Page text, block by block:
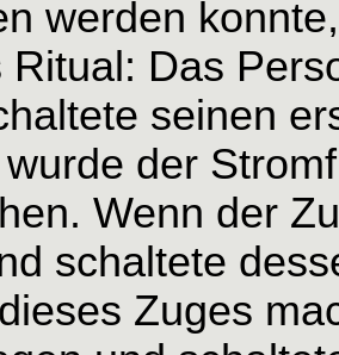
werden
Ritual: Das
seinen
der
Wenn der
schaltete
Zuges